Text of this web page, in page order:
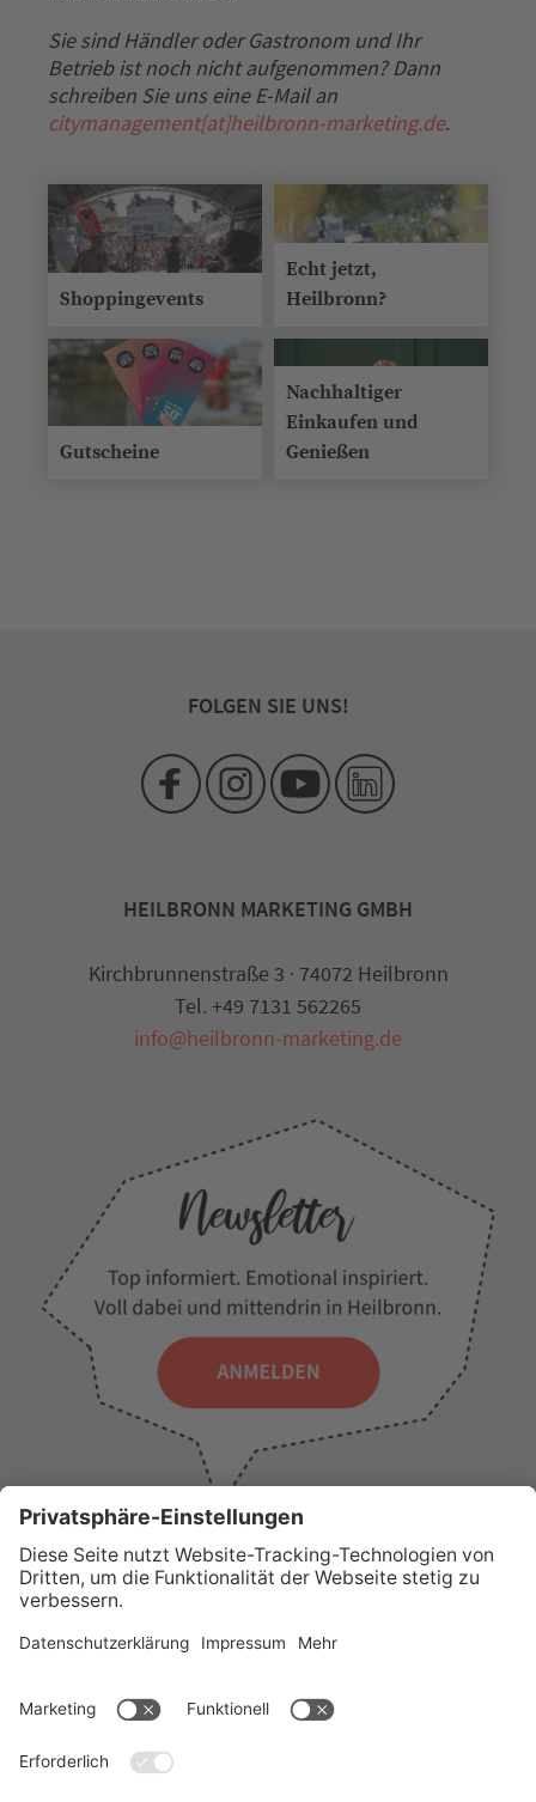
Sie sind Händler oder Gastronom und Ihr
Betrieb ist noch nicht aufgenommen? Dann
schreiben Sie uns eine E-Mail an
citymanagement[at]heilbronn-marketing.de.
Shoppingevents
Echt jetzt,
Heilbronn?
Gutscheine
Nachhaltiger
Einkaufen und
Genießen
FOLGEN SIE UNS!
WICHTIGE LINKS
PresseWir über unsTourist-Information
Erklärung zur Barrierefreiheit
Impressum
HEILBRONN MARKETING GMBH
Kirchbrunnenstraße 3 · 74072 Heilbronn
Tel. +49 7131 562265
info@heilbronn-marketing.de